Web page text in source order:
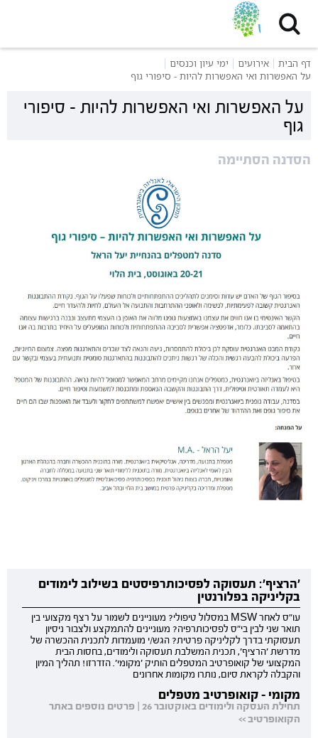
דף הבית אירועים
ימי עיון וכנסים
על האפשרות ואי האפשרות להיות - סיפורי גוף
על האפשרות ואי האפשרות להיות - סיפורי
גוף
הסדנה הסתיימה
'הרציף': תעסוקה לפסיכותרפיסטים בשילוב לימודים
בקליניקה בפלורנטין
עו"ס לאחר MSW במסלול טיפולי? מעוניינים לשמור על רצף מקצועי בין
תואר שני לבין בי"ס לפסיכותרפיה? מעוניינים להתמקצע ולצבור ניסיון
תעסוקתי בדרך לקליניקה פרטית? הגש/י מועמדות לתכנית ההכשרה של
מדרשת 'הרציף', תכנית המשלבת תעסוקה ולימודים, בחסות הבית
המקצועי של קואופרטיב המטפלים הותיק 'מקומי'. הזדרזו! תהליך המיון
והקבלה לקראת סיום, נותרו מקומות אחרונים
מקומי - קואופרטיב מטפלים
תחילת העסקה ולימודים באוקטובר 26 | פרטים נוספים באתר
הקואופרטיב >>